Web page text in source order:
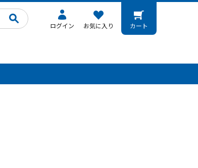
ログイン お気に入り カート